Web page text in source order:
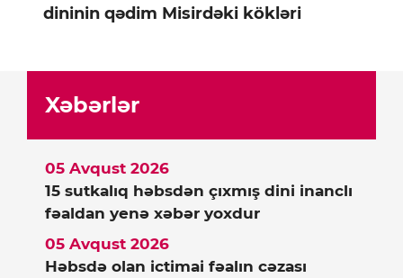
dininin qədim Misirdəki kökləri
Xəbərlər
15 sutkalıq həbsdən çıxmış dini inanclı
fəaldan yenə xəbər yoxdur
05 Avqust 2026
Həbsdə olan ictimai fəalın cəzası
05 Avqust 2026